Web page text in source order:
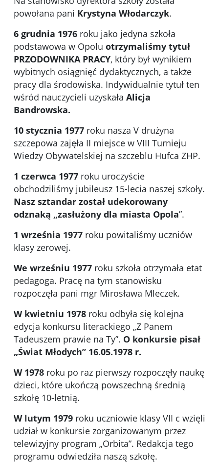
powołana pani Krystyna Włodarczyk.
6 grudnia 1976 roku jako jedyna szkoła
podstawowa w Opolu otrzymaliśmy tytuł
PRZODOWNIKA PRACY, który był wynikiem
wybitnych osiągnięć dydaktycznych, a także
pracy dla środowiska. Indywidualnie tytuł ten
wśród nauczycieli uzyskała Alicja
Bandrowska.
10 stycznia 1977 roku nasza V drużyna
szczepowa zajęła II miejsce w VIII Turnieju
Wiedzy Obywatelskiej na szczeblu Hufca ZHP.
1 czerwca 1977 roku uroczyście
obchodziliśmy jubileusz 15-lecia naszej szkoły.
Nasz sztandar został udekorowany
odznaką „zasłużony dla miasta Opola”.
1 września 1977 roku powitaliśmy uczniów
klasy zerowej.
We wrześniu 1977 roku szkoła otrzymała etat
pedagoga. Pracę na tym stanowisku
rozpoczęła pani mgr Mirosława Mleczek.
W kwietniu 1978 roku odbyła się kolejna
edycja konkursu literackiego „Z Panem
Tadeuszem prawie na Ty”. O konkursie pisał
„Świat Młodych” 16.05.1978 r.
W 1978 roku po raz pierwszy rozpoczęły naukę
dzieci, które ukończą powszechną średnią
szkołę 10-letnią.
W lutym 1979 roku uczniowie klasy VII c wzięli
udział w konkursie zorganizowanym przez
telewizyjny program „Orbita”. Redakcja tego
programu odwiedziła naszą szkołę.